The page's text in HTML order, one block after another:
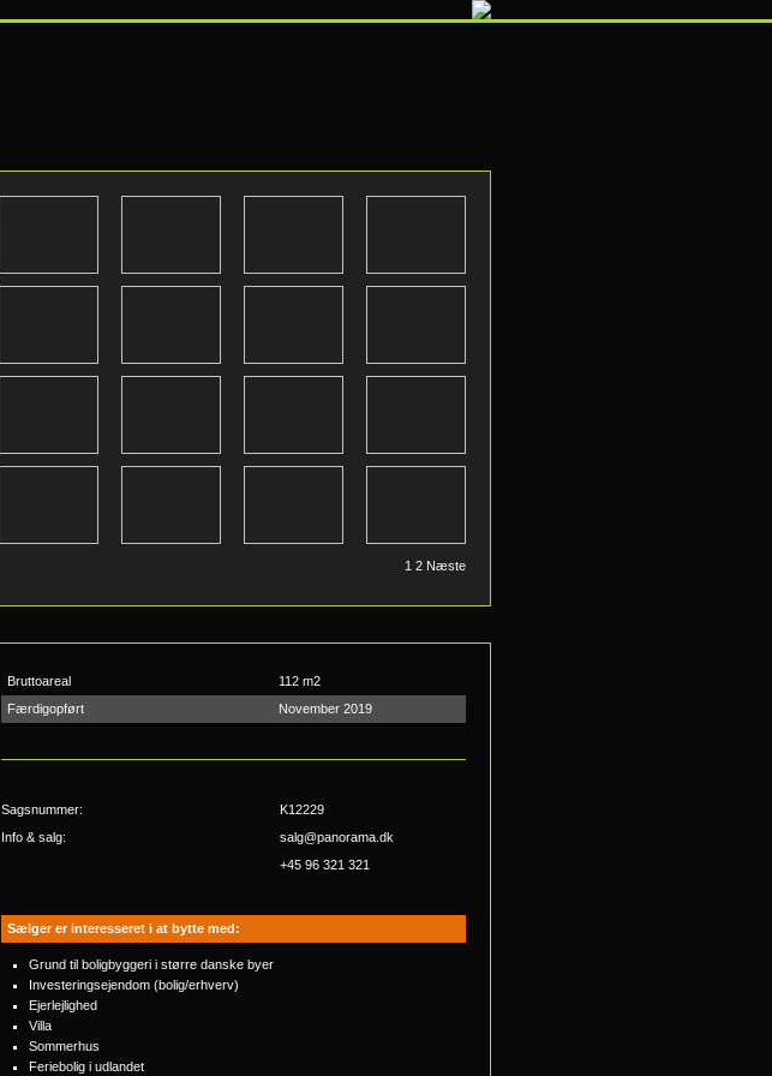
1 2 Næste
Bruttoareal
112 m2
Færdigopført
November 2019
Sagsnummer:
K12229
Info & salg:
salg@panorama.dk
+45 96 321 321
Sælger er interesseret i at bytte med:
Grund til boligbyggeri i større danske byer
Investeringsejendom (bolig/erhverv)
Ejerlejlighed
Villa
Sommerhus
Feriebolig i udlandet